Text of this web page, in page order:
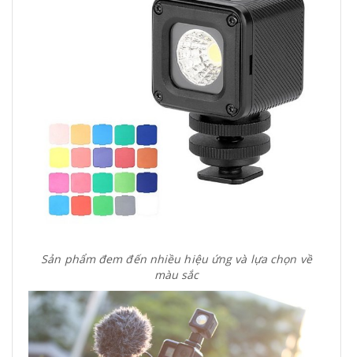
Sản phẩm đem đến nhiều hiệu ứng và lựa chọn về
màu sắc